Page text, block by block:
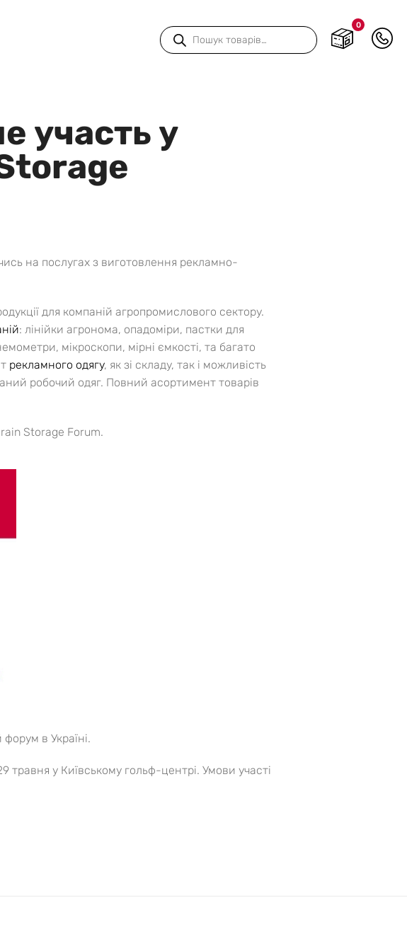
Пошук
товарів
0
участь у
на послугах з виготовлення рекламно-
для компаній агропромислового сектору.
: лінійки агронома, опадоміри, пастки для
мікроскопи, мірні ємкості, та багато
рекламного одягу, як зі складу, так і можливість
робочий одяг. Повний асортимент товарів
Storage Forum.
в Україні.
у Київському гольф-центрі. Умови участі